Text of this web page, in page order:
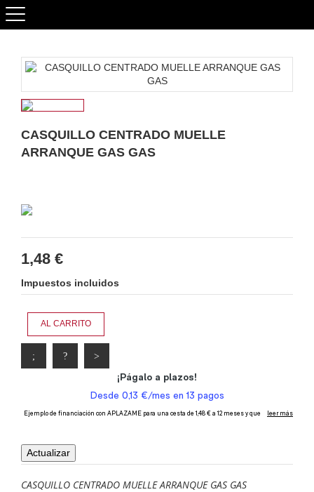
CASQUILLO CENTRADO MUELLE
ARRANQUE GAS GAS
1,48 €
Impuestos incluidos
AL CARRITO
CASQUILLO CENTRADO MUELLE ARRANQUE GAS GAS